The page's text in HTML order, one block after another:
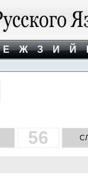
Е Ж З И Й
56